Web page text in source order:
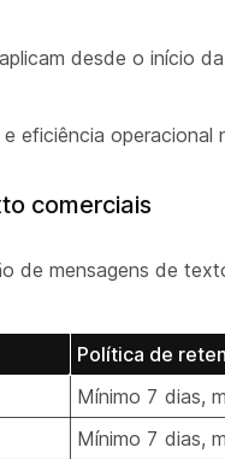
desde o início
eficiência operacional
comerciais
de mensagens de
Política de
Mínimo 7 dias,
Mínimo 7 dias,